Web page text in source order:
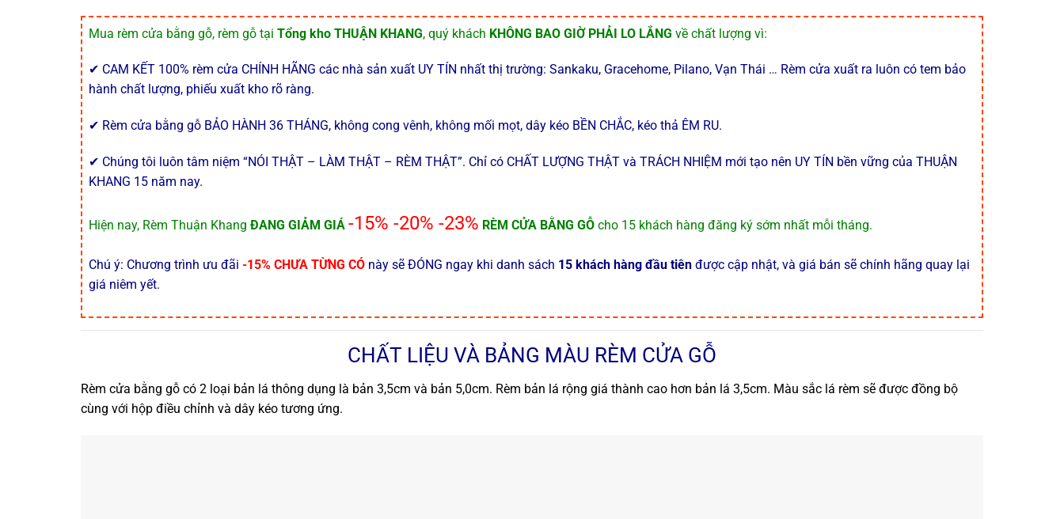
Mua rèm cửa bằng gỗ, rèm gỗ tại Tổng kho THUẬN KHANG, quý khách KHÔNG BAO GIỜ PHẢI LO LẮNG về chất lượng vì:
✔ CAM KẾT 100% rèm cửa CHÍNH HÃNG các nhà sản xuất UY TÍN nhất thị trường: Sankaku, Gracehome, Pilano, Vạn Thái … Rèm cửa xuất ra luôn có tem bảo
hành chất lượng, phiếu xuất kho rõ ràng.
✔ Rèm cửa bằng gỗ BẢO HÀNH 36 THÁNG, không cong vênh, không mối mọt, dây kéo BỀN CHẮC, kéo thả ÊM RU.
✔ Chúng tôi luôn tâm niệm “NÓI THẬT – LÀM THẬT – RÈM THẬT”. Chỉ có CHẤT LƯỢNG THẬT và TRÁCH NHIỆM mới tạo nên UY TÍN bền vững của THUẬN
KHANG 15 năm nay.
Hiện nay, Rèm Thuận Khang ĐANG GIẢM GIÁ -15% -20% -23% RÈM CỬA BẰNG GỖ cho 15 khách hàng đăng ký sớm nhất mỗi tháng.
Chú ý: Chương trình ưu đãi -15% CHƯA TỪNG CÓ này sẽ ĐÓNG ngay khi danh sách 15 khách hàng đầu tiên được cập nhật, và giá bán sẽ chính hãng quay lại
giá niêm yết.
CHẤT LIỆU VÀ BẢNG MÀU RÈM CỬA GỖ
Rèm cửa bằng gỗ có 2 loại bản lá thông dụng là bản 3,5cm và bản 5,0cm. Rèm bản lá rộng giá thành cao hơn bản lá 3,5cm. Màu sắc lá rèm sẽ được đồng bộ
cùng với hộp điều chỉnh và dây kéo tương ứng.